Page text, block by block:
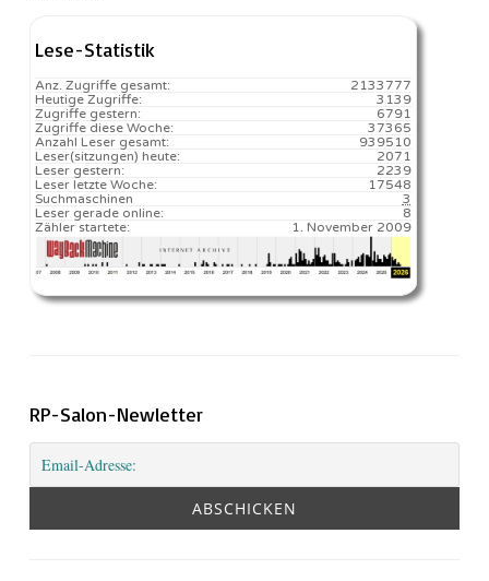
Lese-Statistik
2133777
Anz. Zugriffe gesamt:
3139
Heutige Zugriffe:
6791
Zugriffe gestern:
37365
Zugriffe diese Woche:
939510
Anzahl Leser gesamt:
2071️
Leser(sitzungen) heute:
2239
Leser gestern:
17548️
Leser letzte Woche:
3
Suchmaschinen
8
Leser gerade online:
1. November 2009
Zähler startete:
RP-Salon-Newletter